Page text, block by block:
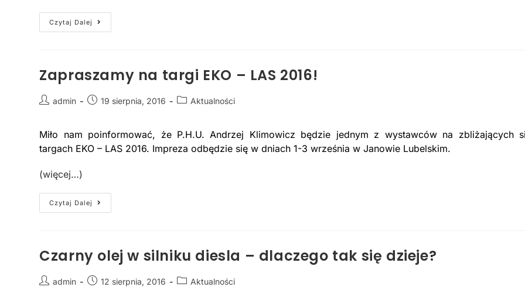
Czytaj Dalej
Zapraszamy na targi EKO – LAS 2016!
admin 19 sierpnia, 2016 Aktualności
Miło nam poinformować, że P.H.U. Andrzej Klimowicz będzie jednym z wystawców na zbliżających
targach EKO – LAS 2016. Impreza odbędzie się w dniach 1-3 września w Janowie Lubelskim.
(więcej…)
Czytaj Dalej
Czarny olej w silniku diesla – dlaczego tak się dzieje?
admin 12 sierpnia, 2016 Aktualności